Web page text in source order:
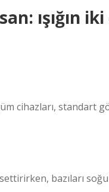
ışığın
cihazları, standart
bazıları